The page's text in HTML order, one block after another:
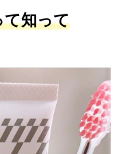
て知って